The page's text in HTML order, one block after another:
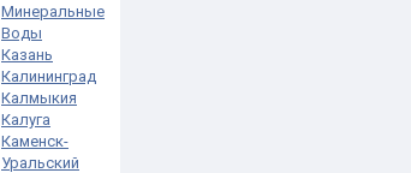
Минеральные
Воды
Казань
Калининград
Калмыкия
Калуга
Каменск-
Уральский